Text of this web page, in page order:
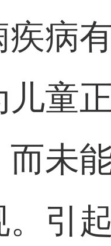
疾病
儿童
未
。引